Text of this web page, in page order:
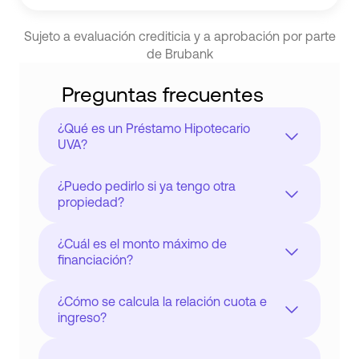
matrícula paga.
Sujeto a evaluación crediticia y a aprobación por parte
de Brubank
Preguntas frecuentes
¿Qué es un Préstamo Hipotecario
UVA?
permite comprar tu primera o segunda
vivienda única y permanente, con tasas
calculadas en UVAs.
¿Puedo pedirlo si ya tengo otra
propiedad?
compra de una segunda vivienda.
¿Cuál es el monto máximo de
financiación?
vivienda, y el 60% de la segunda.
¿Cómo se calcula la relación cuota e
ingreso?